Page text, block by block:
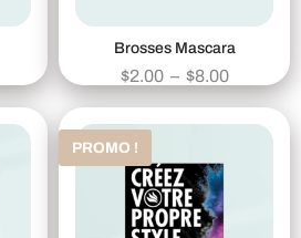
Brosses Mascara
$2.00 – $8.00
PROMO !